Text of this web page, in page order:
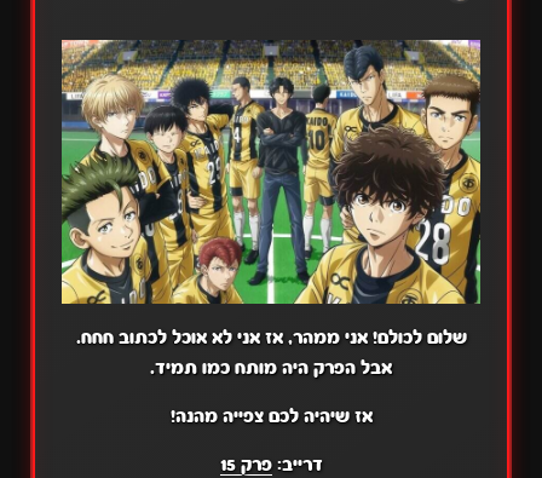
שלום לכולם! אני ממהר, אז אני לא אוכל לכתוב חחח.
אבל הפרק היה מותח כמו תמיד.
אז שיהיה לכם צפייה מהנה!
דרייב:פרק 15